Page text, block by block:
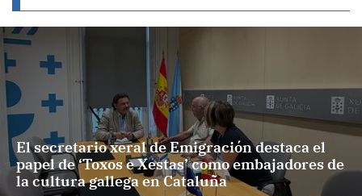
El secretario xeral de Emigración destaca el
papel de ‘Toxos e Xestas’ como embajadores de
la cultura gallega en Cataluña